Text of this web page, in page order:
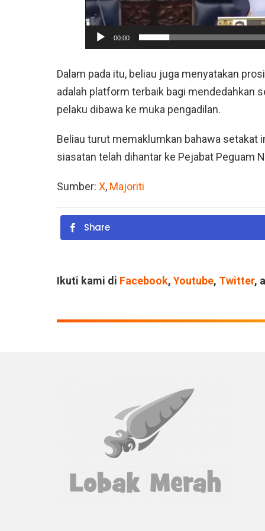
00:00
Dalam pada itu, beliau juga menyatakan
adalah platform terbaik bagi mendedahkan
pelaku dibawa ke muka pengadilan.
Beliau turut memaklumkan bahawa setakat
siasatan telah dihantar ke Pejabat Peguam
Sumber: X, Majoriti
Share
Ikuti kami di Facebook, Youtube, Twitter,